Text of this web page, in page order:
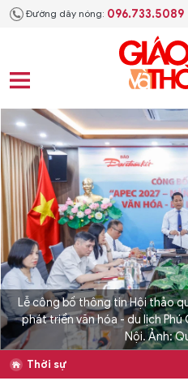
Đường dây nóng: 096.733.5089
Lễ công bố thông tin Hội thảo
phát triển văn hóa - du lịch Phú
Nội. Ảnh:
Thời sự